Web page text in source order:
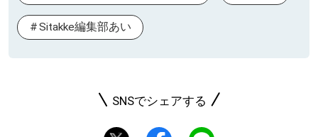
Sitakke編集部あい
SNSでシェアする